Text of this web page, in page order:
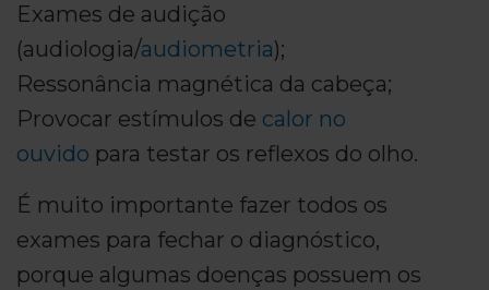
Exames de audição
(audiologia/audiometria);
Ressonância magnética da cabeça;
Provocar estímulos de calor no
ouvido para testar os reflexos do olho.
É muito importante fazer todos os
exames para fechar o diagnóstico,
porque algumas doenças possuem os